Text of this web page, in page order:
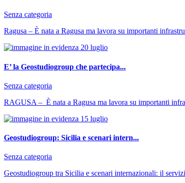
Senza categoria
Ragusa – È nata a Ragusa ma lavora su importanti
E’ la Geostudiogroup che partecipa...
Senza categoria
RAGUSA – È nata a Ragusa ma lavora su importanti
Geostudiogroup: Sicilia e scenari intern...
Senza categoria
Geostudiogroup tra Sicilia e scenari internazionali: il